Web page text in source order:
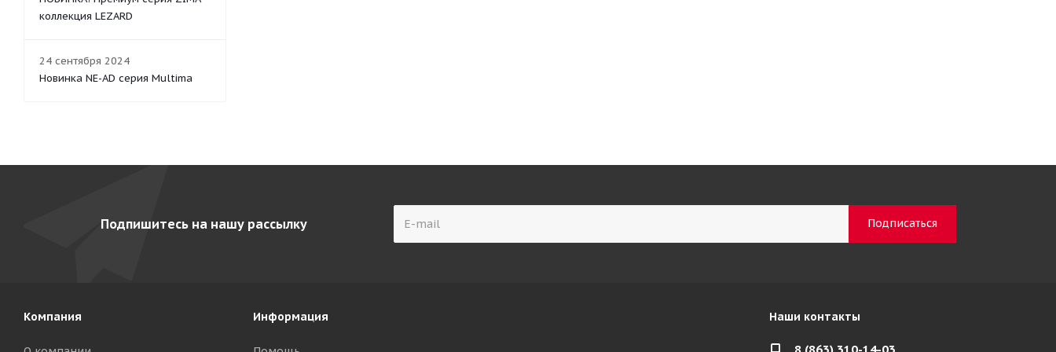
коллекция LEZARD
24 сентября 2024
Новинка NE-AD серия Multima
Подпишитесь на нашу рассылку
Компания Информация Наши контакты